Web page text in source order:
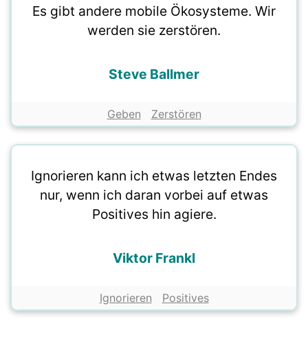
Es gibt andere mobile Ökosysteme. Wir
werden sie zerstören.
Steve Ballmer
Geben Zerstören
Ignorieren kann ich etwas letzten Endes
nur, wenn ich daran vorbei auf etwas
Positives hin agiere.
Viktor Frankl
Ignorieren Positives